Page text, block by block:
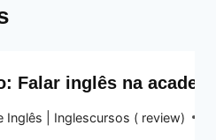
Falar inglês na
Inglês | Inglescursos ( review)